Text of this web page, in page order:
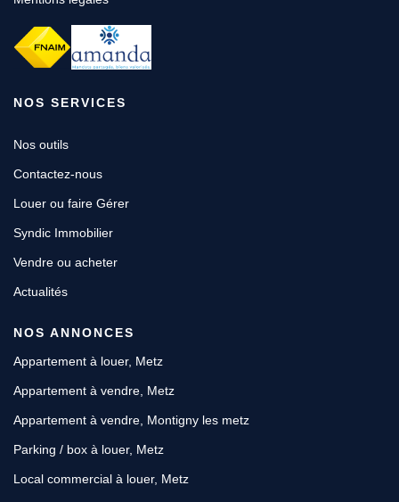
NOS SERVICES
Nos outils
Contactez-nous
Louer ou faire Gérer
Syndic Immobilier
Vendre ou acheter
Actualités
NOS ANNONCES
Appartement à louer, Metz
Appartement à vendre, Metz
Appartement à vendre, Montigny les metz
Parking / box à louer, Metz
Local commercial à louer, Metz